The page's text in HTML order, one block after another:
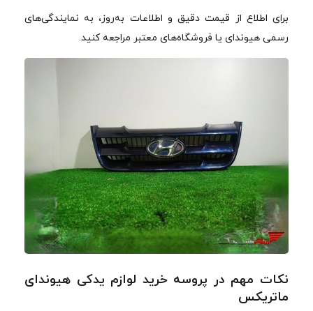
برای اطلاع از قیمت دقیق و اطلاعات به‌روز، به نمایندگی‌های
رسمی هیوندای یا فروشگاه‌های معتبر مراجعه کنید.
نکات مهم در پروسه خرید لوازم یدکی هیوندای
ماتریکس